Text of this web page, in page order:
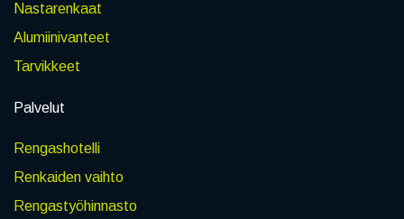
Nastarenkaat
Alumiinivanteet
Tarvikkeet
Palvelut
Rengashotelli
Renkaiden vaihto
Rengastyöhinnasto